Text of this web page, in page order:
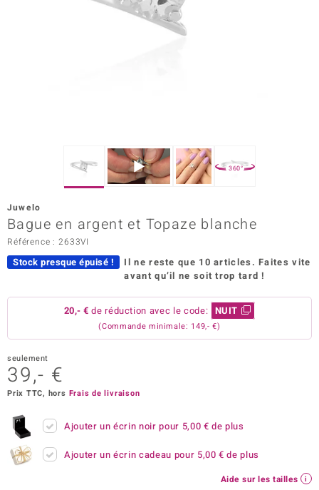
Collection
360°
Juwelo
Bague en argent et Topaze blanche
Référence : 2633VI
Stock presque épuisé ! Il ne reste que 10 articles. Faites vite
avant qu’il ne soit trop tard !
20,- € de réduction avec le code: NUIT
(Commande minimale: 149,- €)
seulement
39,- €
Prix TTC, hors Frais de livraison
Ajouter un écrin noir pour 5,00 € de plus
Ajouter un écrin cadeau pour 5,00 € de plus
Aide sur les tailles